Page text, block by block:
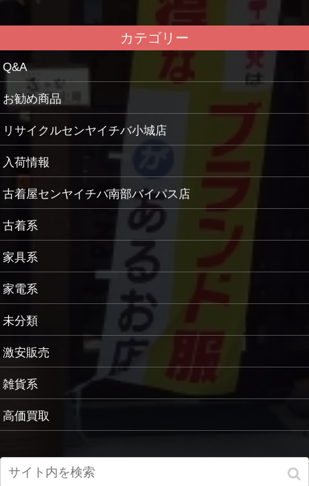
カテゴリー
Q&A
お勧め商品
リサイクルセンヤイチバ小城店
入荷情報
古着屋センヤイチバ南部バイパス店
古着系
家具系
家電系
未分類
激安販売
雑貨系
高価買取